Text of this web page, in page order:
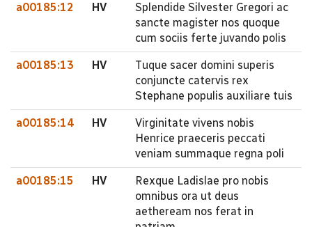
a00185:12 HV
Splendide Silvester Gregori ac
sancte magister nos quoque
cum sociis ferte juvando polis
a00185:13 HV
Tuque sacer domini superis
conjuncte catervis rex
Stephane populis auxiliare tuis
a00185:14 HV
Virginitate vivens nobis
Henrice praeceris peccati
veniam summaque regna poli
a00185:15 HV
Rexque Ladislae pro nobis
omnibus ora ut deus
aetheream nos ferat in